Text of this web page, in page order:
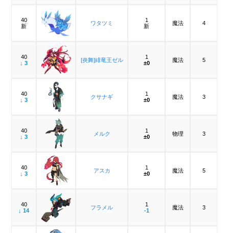
40
新
ワタツミ
1
新
魔法 4
40
↓ 3
[炎舞]緋竜王ゼル
1
±0
魔法 5
40
↓ 3
クサナギ
1
±0
魔法 3
40
↓ 3
メルク
1
±0
物理 3
40
↓ 3
アスカ
1
±0
魔法 5
40
↓ 14
フラメル
1
-1
魔法 3